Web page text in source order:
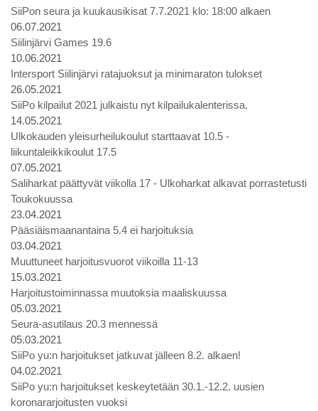
SiiPon seura ja kuukausikisat 7.7.2021 klo: 18:00 alkaen
06.07.2021
Siilinjärvi Games 19.6
10.06.2021
Intersport Siilinjärvi ratajuoksut ja minimaraton tulokset
26.05.2021
SiiPo kilpailut 2021 julkaistu nyt kilpailukalenterissa.
14.05.2021
Ulkokauden yleisurheilukoulut starttaavat 10.5 -
liikuntaleikkikoulut 17.5
07.05.2021
Saliharkat päättyvät viikolla 17 - Ulkoharkat alkavat porrastetusti
Toukokuussa
23.04.2021
Pääsiäismaanantaina 5.4 ei harjoituksia
03.04.2021
Muuttuneet harjoitusvuorot viikoilla 11-13
15.03.2021
Harjoitustoiminnassa muutoksia maaliskuussa
05.03.2021
Seura-asutilaus 20.3 mennessä
05.03.2021
SiiPo yu:n harjoitukset jatkuvat jälleen 8.2. alkaen!
04.02.2021
SiiPo yu:n harjoitukset keskeytetään 30.1.-12.2. uusien
koronararjoitusten vuoksi